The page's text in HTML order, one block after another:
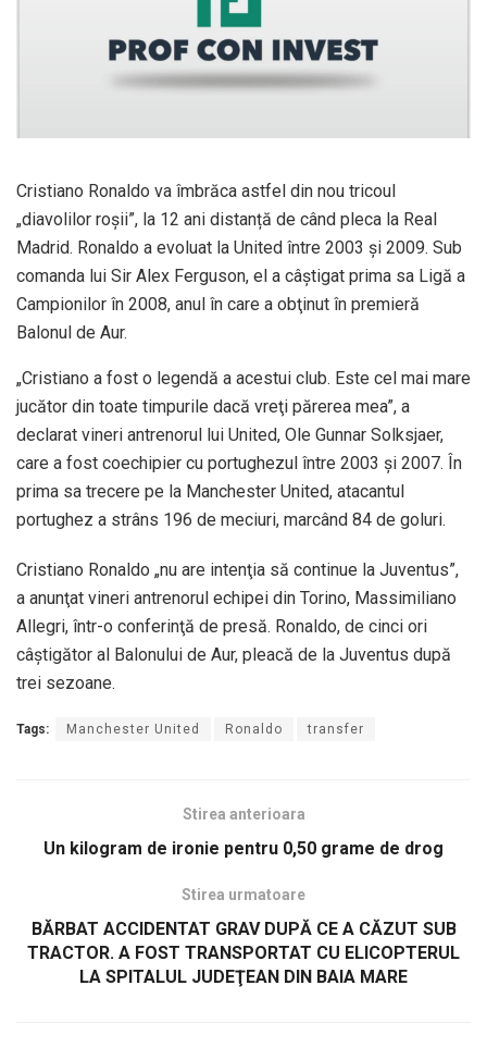
Cristiano Ronaldo va îmbrăca astfel din nou tricoul
„diavolilor roșii”, la 12 ani distanță de când pleca la Real
Madrid. Ronaldo a evoluat la United între 2003 şi 2009. Sub
comanda lui Sir Alex Ferguson, el a câştigat prima sa Ligă a
Campionilor în 2008, anul în care a obţinut în premieră
Balonul de Aur.
„Cristiano a fost o legendă a acestui club. Este cel mai mare
jucător din toate timpurile dacă vreţi părerea mea”, a
declarat vineri antrenorul lui United, Ole Gunnar Solksjaer,
care a fost coechipier cu portughezul între 2003 şi 2007. În
prima sa trecere pe la Manchester United, atacantul
portughez a strâns 196 de meciuri, marcând 84 de goluri.
Cristiano Ronaldo „nu are intenţia să continue la Juventus”,
a anunţat vineri antrenorul echipei din Torino, Massimiliano
Allegri, într-o conferinţă de presă. Ronaldo, de cinci ori
câştigător al Balonului de Aur, pleacă de la Juventus după
trei sezoane.
Tags: Manchester United Ronaldo transfer
Stirea anterioara
Un kilogram de ironie pentru 0,50 grame de drog
Stirea urmatoare
BĂRBAT ACCIDENTAT GRAV DUPĂ CE A CĂZUT SUB
TRACTOR. A FOST TRANSPORTAT CU ELICOPTERUL
LA SPITALUL JUDEŢEAN DIN BAIA MARE